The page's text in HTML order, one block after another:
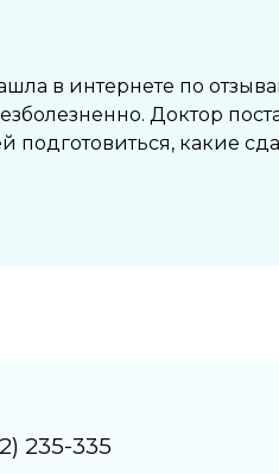
в интернете по
Доктор
подготовиться, какие
235-335